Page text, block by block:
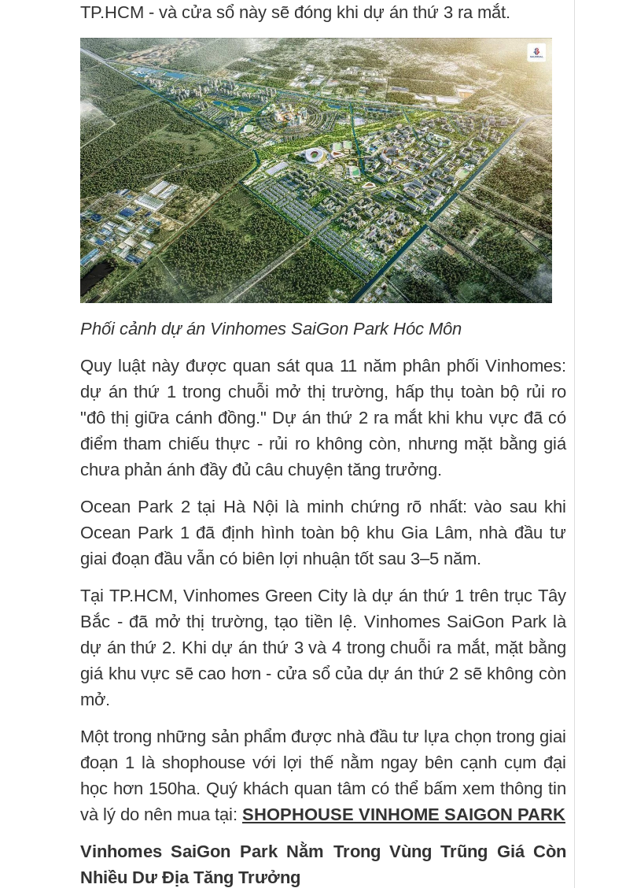
TP.HCM - và cửa sổ này sẽ đóng khi dự án thứ 3 ra mắt.
Phối cảnh dự án Vinhomes SaiGon Park Hóc Môn
Quy luật này được quan sát qua 11 năm phân phối Vinhomes:
dự án thứ 1 trong chuỗi mở thị trường, hấp thụ toàn bộ rủi ro
"đô thị giữa cánh đồng." Dự án thứ 2 ra mắt khi khu vực đã có
điểm tham chiếu thực - rủi ro không còn, nhưng mặt bằng giá
chưa phản ánh đầy đủ câu chuyện tăng trưởng.
Ocean Park 2 tại Hà Nội là minh chứng rõ nhất: vào sau khi
Ocean Park 1 đã định hình toàn bộ khu Gia Lâm, nhà đầu tư
giai đoạn đầu vẫn có biên lợi nhuận tốt sau 3–5 năm.
Tại TP.HCM, Vinhomes Green City là dự án thứ 1 trên trục Tây
Bắc - đã mở thị trường, tạo tiền lệ. Vinhomes SaiGon Park là
dự án thứ 2. Khi dự án thứ 3 và 4 trong chuỗi ra mắt, mặt bằng
giá khu vực sẽ cao hơn - cửa sổ của dự án thứ 2 sẽ không còn
mở.
Một trong những sản phẩm được nhà đầu tư lựa chọn trong giai
đoạn 1 là shophouse với lợi thế nằm ngay bên cạnh cụm đại
học hơn 150ha. Quý khách quan tâm có thể bấm xem thông tin
và lý do nên mua tại: SHOPHOUSE VINHOME SAIGON PARK
Vinhomes SaiGon Park Nằm Trong Vùng Trũng Giá Còn
Nhiều Dư Địa Tăng Trưởng